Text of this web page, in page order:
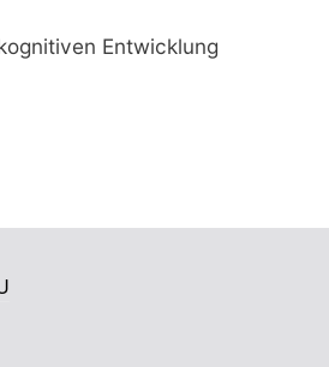
Entwicklung